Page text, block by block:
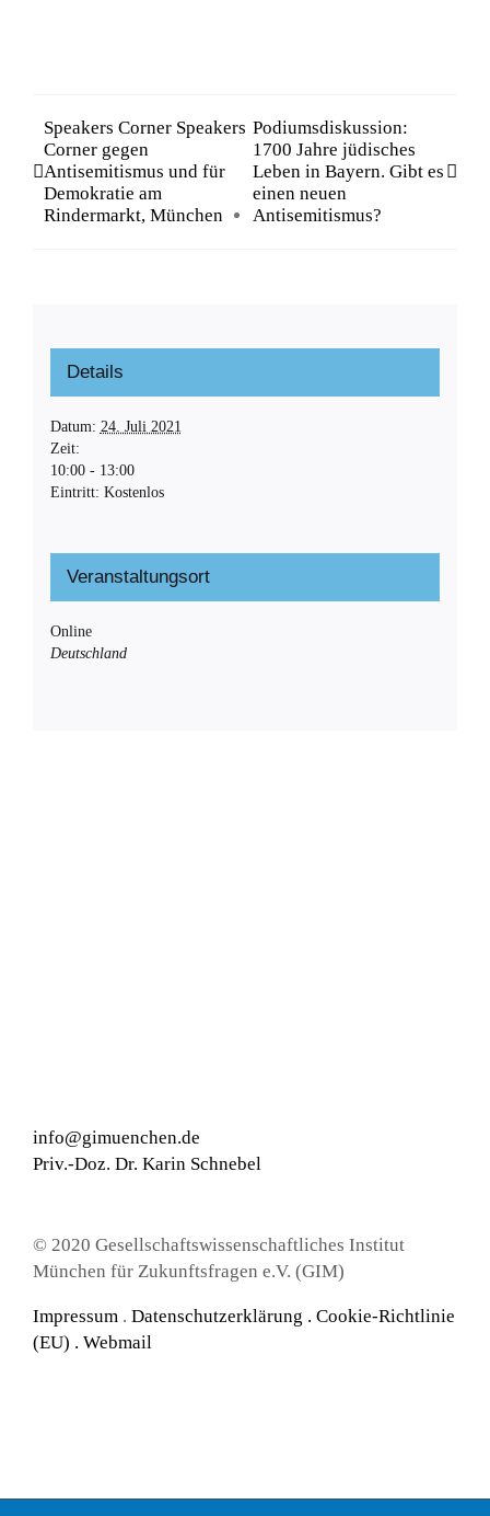
Speakers Corner Speakers
Corner gegen
Antisemitismus und für
Demokratie am
Rindermarkt, München
Podiumsdiskussion:
1700 Jahre jüdisches
Leben in Bayern. Gibt es
einen neuen
Antisemitismus?
Details
Datum: 24. Juli 2021
Zeit:
10:00 - 13:00
Eintritt: Kostenlos
Veranstaltungsort
Online
Deutschland
info@gimuenchen.de
Priv.-Doz. Dr. Karin Schnebel
© 2020 Gesellschaftswissenschaftliches Institut
München für Zukunftsfragen e.V. (GIM)
Impressum . Datenschutzerklärung . Cookie-Richtlinie
(EU) . Webmail